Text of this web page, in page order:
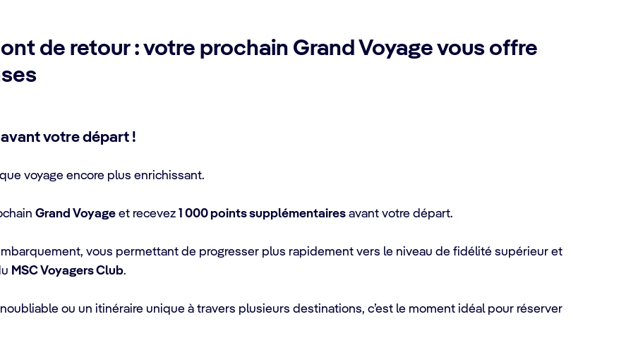
de retour : votre prochain Grand Voyage vous offre
votre départ !
voyage encore plus enrichissant.
Grand Voyage et recevez 1 000 points supplémentaires avant votre départ.
vous permettant de progresser plus rapidement vers le niveau de fidélité supérieur et
MSC Voyagers Club.
ou un itinéraire unique à travers plusieurs destinations, c’est le moment idéal pour réserver